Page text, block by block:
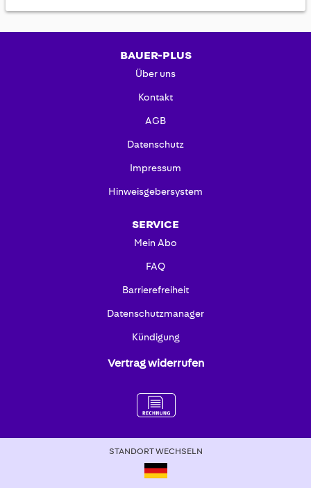
BAUER-PLUS
Über uns
Kontakt
AGB
Datenschutz
Impressum
Hinweisgebersystem
SERVICE
Mein Abo
FAQ
Barrierefreiheit
Datenschutzmanager
Kündigung
Vertrag widerrufen
STANDORT WECHSELN